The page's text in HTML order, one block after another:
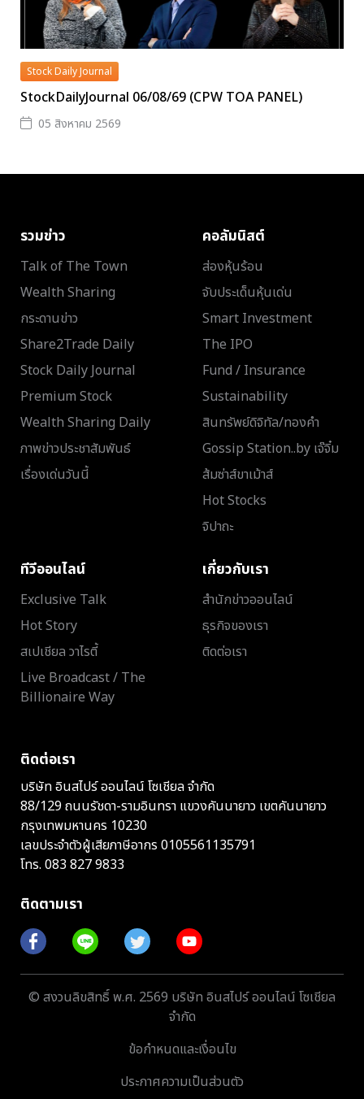
Stock Daily Journal
StockDailyJournal 06/08/69 (CPW TOA PANEL)
05 สิงหาคม 2569
รวมข่าว
Talk of The Town
Wealth Sharing
กระดานข่าว
Share2Trade Daily
Stock Daily Journal
Premium Stock
Wealth Sharing Daily
ภาพข่าวประชาสัมพันธ์
เรื่องเด่นวันนี้
คอลัมนิสต์
ส่องหุ้นร้อน
จับประเด็นหุ้นเด่น
Smart Investment
The IPO
Fund / Insurance
Sustainability
สินทรัพย์ดิจิทัล/ทองคำ
Gossip Station..by เจ๊จิ๋ม
ส้มซ่าส์ขาเม้าส์
Hot Stocks
จิปาถะ
ทีวีออนไลน์
Exclusive Talk
Hot Story
สเปเชียล วาไรตี้
Live Broadcast / The
Billionaire Way
เกี่ยวกับเรา
สำนักข่าวออนไลน์
ธุรกิจของเรา
ติดต่อเรา
ติดต่อเรา
บริษัท อินสไปร์ ออนไลน์ โซเชียล จำกัด
88/129 ถนนรัชดา-รามอินทรา แขวงคันนายาว เขตคันนายาว
กรุงเทพมหานคร 10230
เลขประจำตัวผู้เสียภาษีอากร 0105561135791
โทร. 083 827 9833
ติดตามเรา
© สงวนลิขสิทธิ์ พ.ศ. 2569 บริษัท อินสไปร์ ออนไลน์ โซเชียล
จำกัด
ข้อกำหนดและเงื่อนไข
ประกาศความเป็นส่วนตัว